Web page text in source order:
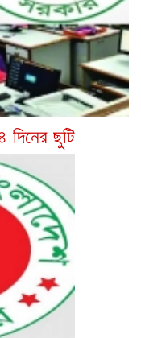
দিনের ছুটি